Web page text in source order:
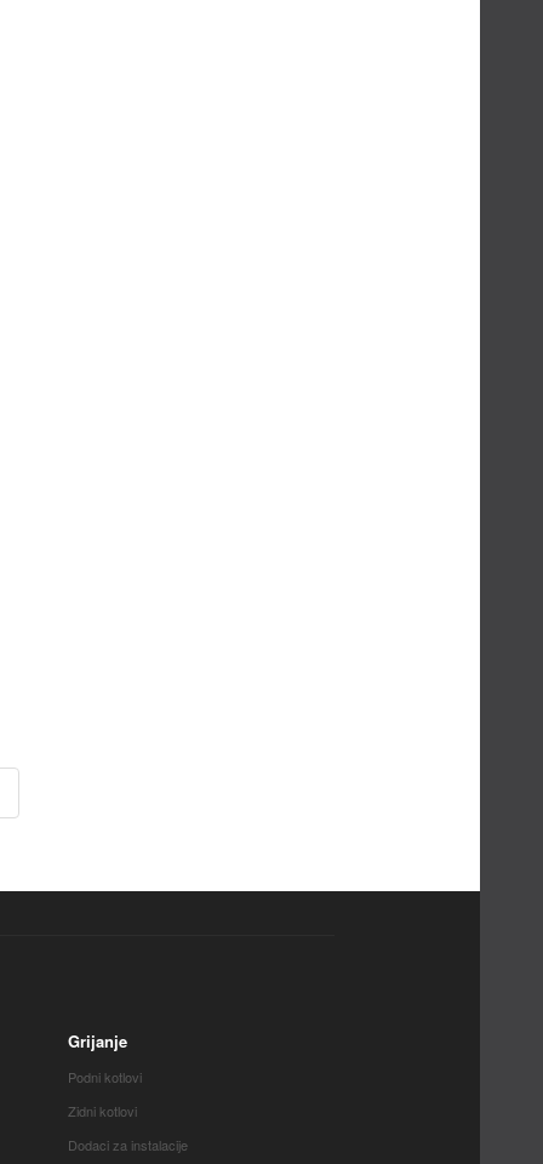
Grijanje
Podni kotlovi
Zidni kotlovi
Dodaci za instalacije